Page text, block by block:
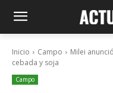
Inicio Campo
Milei
cebada y soja
Campo